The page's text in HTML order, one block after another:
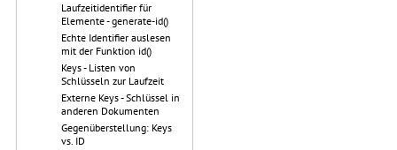
Laufzeitidentifier für
Elemente - generate-id()
Echte Identifier auslesen
mit der Funktion id()
Keys - Listen von
Schlüsseln zur Laufzeit
Externe Keys - Schlüssel in
anderen Dokumenten
Gegenüberstellung: Keys
vs. ID